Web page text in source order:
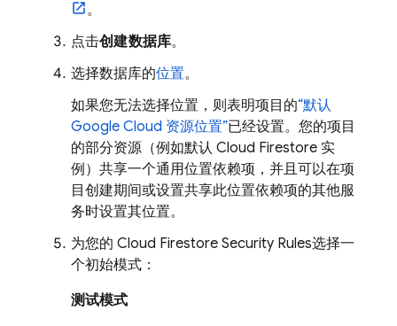
。
点击创建数据库。
选择数据库的位置。
如果您无法选择位置，则表明项目的“默认
Google Cloud 资源位置”已经设置。您的项目
的部分资源（例如默认 Cloud Firestore 实
例）共享一个通用位置依赖项，并且可以在项
目创建期间或设置共享此位置依赖项的其他服
务时设置其位置。
为您的 Cloud Firestore Security Rules选择一
个初始模式：
测试模式